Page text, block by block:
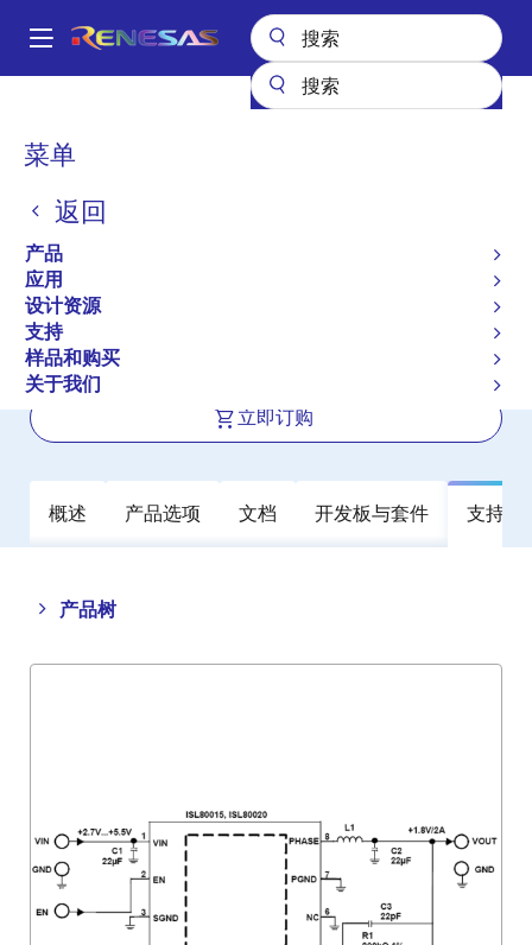
到
Main
菜单
返回
产品
应用
设计资源
支持
样品和购买
关于我们
面
屑
降压型
降压稳压器（集成 FET）
ISL80015A
有效
Compact Synchronous Buck
Converter
立即订购
概述 产品选项 文档 开发板与套件 支持
产品树
Close
tree
Open
tree